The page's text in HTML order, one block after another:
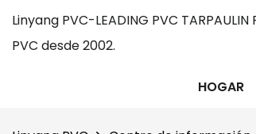
Linyang PVC-LEADING PVC
PVC desde 2002.
HOGAR